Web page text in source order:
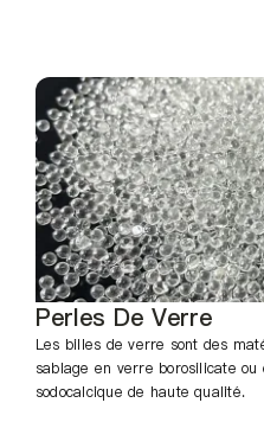
Perles De Verre
Les billes de verre sont des
sablage en verre borosilicate ou
sodocalcique de haute qualité.